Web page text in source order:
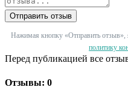
Отправить отзыв
Нажимая кнопку «Отправить
политику
Перед публикацией все
Отзывы: 0